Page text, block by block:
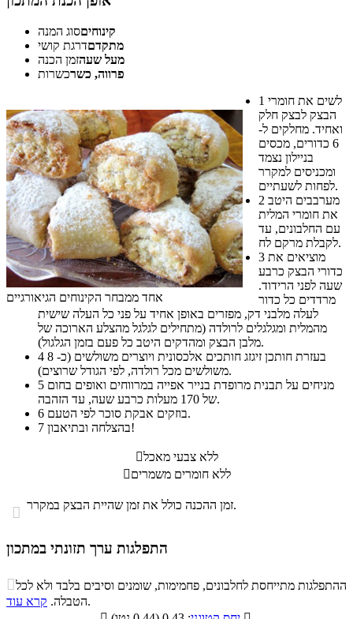
קינוחיםסוג המנה
מתקדםדרגת קושי
מעל שעהזמן הכנה
פרווה, כשרכשרות
אחד ממבחר הקינוחים הגיאורגיים
1
הבצק לבצק חלק
ואחיד. מחלקים ל-
6 כדורים, מכסים
בניילון נצמד
ומכניסים למקרר
לפחות לשעתיים.
2
את חומרי המלית
עם החלבונים, עד
לקבלת מרקם לח.
3
כדורי הבצק כרבע
שעה לפני הרידוד.
מרדדים כל כדור
לעלה מלבני דק, מפזרים באופן אחיד על פני כל העלה שישית
מהמלית ומגלגלים לרולדה (מתחילים לגלגל מהצלע הארוכה של
מלבן הבצק ומהדקים היטב כל פעם בזמן הגלגול).
4
משולשים מכל רולדה, לפי הגודל שרוצים).
5
של 170 מעלות כרבע שעה, עד הזהבה.
6
בוזקים אבקת סוכר לפי הטעם.
7
בהצלחה ובתיאבון!
ללא צבעי מאכל
ללא חומרים משמרים
 זמן ההכנה כולל את זמן שהיית הבצק במקרר.
התפלגות ערך תזונתי במתכון
התפלגות ערך תזונתי במתכון
סיבים
תזונתיים
שומנים חלבונים
ההתפלגות מתייחסת לחלבונים, פחמימות, שומנים וסיבים בלבד ולא לכל
הטבלה. קרא עוד
.